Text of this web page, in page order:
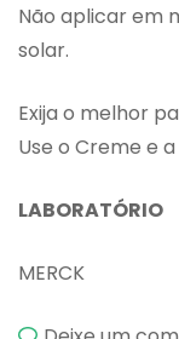
Não aplicar em
solar.
Exija o melhor
Use o Creme e
LABORATÓRIO
MERCK